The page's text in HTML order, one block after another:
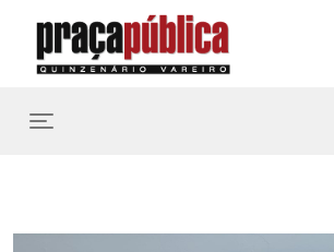
Toggle navigation